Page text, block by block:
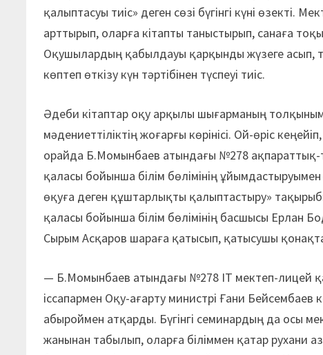
қалыптасуы тиіс» деген сөзі бүгінгі күні
арттырып, оларға кітапты таныстырып, санаға
Оқушылардың қабылдауы қарқынды жүзеге асып,
көптеп өткізу күн тәртібінен түспеуі тиіс.
Әдеби кітаптар оқу арқылы шығарманың
мәдениеттіліктің жоғарғы көрінісі. Ой-өріс
орайда Б.Момынбаев атындағы №278
қаласы бойынша білім бөлімінің
өқуға деген құштарлықты қалыптастыру»
қаласы бойынша білім бөлімінің басшысы Ерлан
Сырым Асқаров шараға қатысып, қатысушы
— Б.Момынбаев атындағы №278 IT мектеп-лицей
іссапармен Оқу-ағарту министрі Ғани Бейсембаев
абыроймен атқарды. Бүгінгі семинардың да осы
жанынан табылып, оларға біліммен қатар рухани